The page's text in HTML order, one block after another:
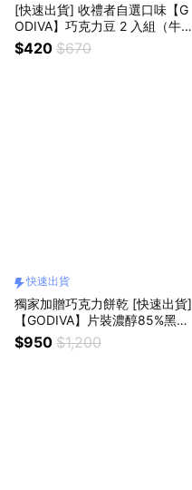
[快速出貨] 收禮者自選口味【G
ODIVA】巧克力豆 2 入組（牛奶
巧克力豆／黑巧克力豆／咖啡牛
奶巧克力豆／薄荷黑巧克力豆）
$420 $670
快速出貨
獨家加贈巧克力餅乾 [快速出貨]
【GODIVA】片裝濃醇85%黑巧
克力禮盒21片裝
$950 $1,200